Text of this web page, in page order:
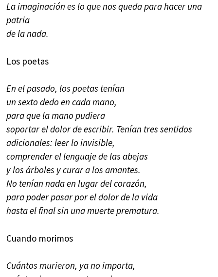
La imaginación es lo que nos queda para hacer una
patria
de la nada.
Los poetas
En el pasado, los poetas tenían
un sexto dedo en cada mano,
para que la mano pudiera
soportar el dolor de escribir. Tenían tres sentidos
adicionales: leer lo invisible,
comprender el lenguaje de las abejas
y los árboles y curar a los amantes.
No tenían nada en lugar del corazón,
para poder pasar por el dolor de la vida
hasta el final sin una muerte prematura.
Cuando morimos
Cuántos murieron, ya no importa,